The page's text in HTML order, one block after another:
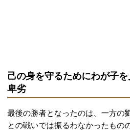
己の身を守るためにわが子
卑劣
最後の勝者となったのは、一方の
との戦いでは振るわなかったもの